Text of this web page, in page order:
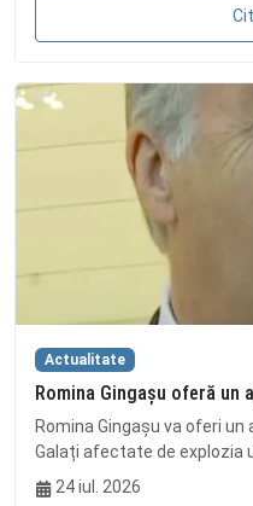
Actualitate
Romina Gingașu oferă
Romina Gingașu va oferi
Galați afectate de explozia
24 iul. 2026